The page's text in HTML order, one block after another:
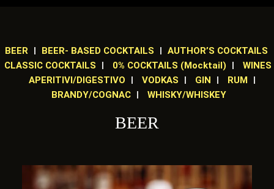
BEER BEER- BASED COCKTAILS
AUTHOR’S COCKTAILS
CLASSIC COCKTAILS
0% COCKTAILS (Mocktail)
WINES
APERITIVI/DIGESTIVO
VODKAS GIN
RUM
BRANDY/COGNAC
WHISKY/WHISKEY
BEER